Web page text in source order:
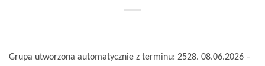
Grupa utworzona automatycznie z terminu: 2528. 08.06.2026 –